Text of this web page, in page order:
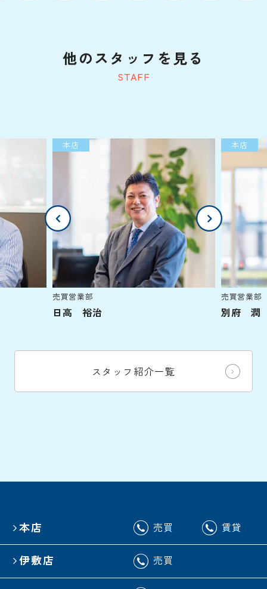
STAFF
他のスタッフを見る
本店
売買営業部
日高 裕治
本店
売買営業部
別府 潤
スタッフ紹介一覧
本店 売買 賃貸
伊敷店 売買